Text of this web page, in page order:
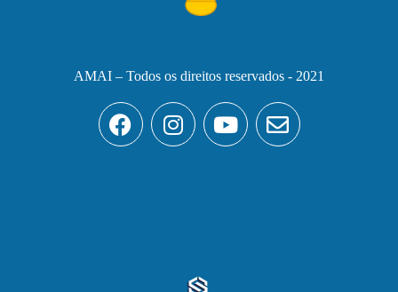
AMAI – Todos os direitos reservados - 2021